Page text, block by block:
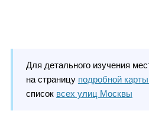
Для детального изучения
на страницу подробной
список всех улиц Москвы